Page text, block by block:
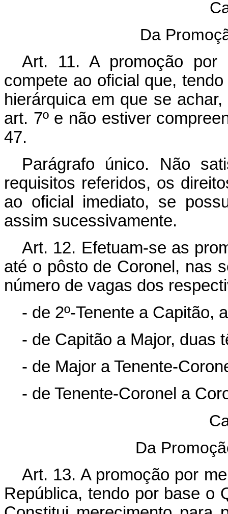
Da
Art. 11. A promoção por
compete ao oficial que,
hierárquica em que se
art. 7º e não estiver
47.
Parágrafo único. Não
requisitos referidos, os
ao oficial imediato, se
assim sucessivamente.
Art. 12. Efetuam-se as
até o pôsto de Coronel, nas
número de vagas dos
- de 2º-Tenente a Capitão,
- de Capitão a Major, duas
- de Major a Tenente-
- de Tenente-Coronel a
Da
Art. 13. A promoção por
República, tendo por base o